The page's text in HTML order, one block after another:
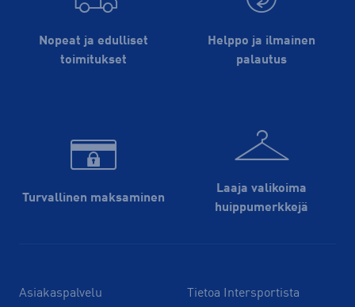
Nopeat ja edulliset
toimitukset
Helppo ja ilmainen
palautus
Turvallinen maksaminen
Laaja valikoima
huippu­merkkejä
Asiakaspalvelu
Tietoa Intersportista